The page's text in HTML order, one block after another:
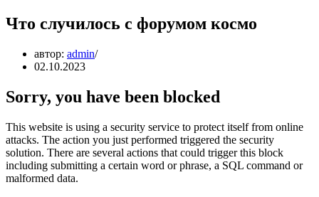
Что случилось с форумом космо
автор: admin
02.10.2023
Sorry, you have been blocked
This website is using a security service to protect itself from online
attacks. The action you just performed triggered the security
solution. There are several actions that could trigger this block
including submitting a certain word or phrase, a SQL command or
malformed data.